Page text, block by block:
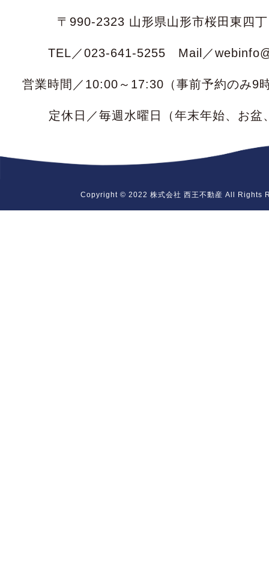
〒990-2323 山形県山形市桜田東四
TEL／023-641-5255 Mail／
営業時間／10:00～17:30（事前予約のみ9
定休日／毎週水曜日 （年末年始、お
Copyright © 2022 株式会社 西王不動産 All Rights